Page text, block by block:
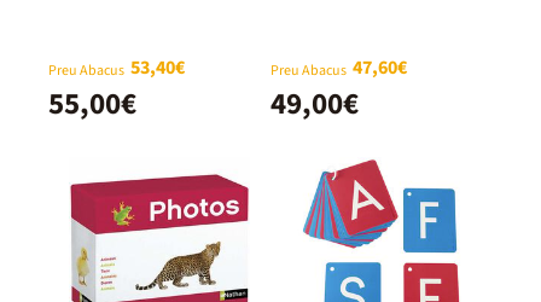
Preu Abacus 53,40€
55,00€
Preu Abacus 47,60€
49,00€